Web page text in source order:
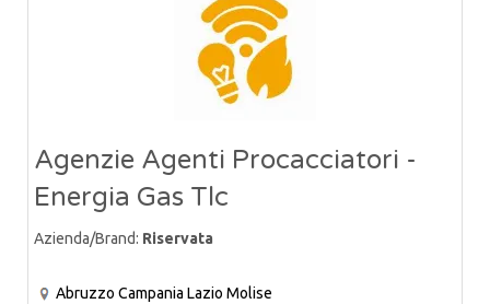
Agenzie Agenti Procacciatori -
Energia Gas Tlc
Azienda/Brand: Riservata
Abruzzo Campania Lazio Molise